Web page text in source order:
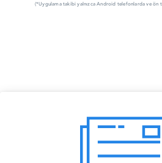
(*Uygulama takibi yalnızca Android telefonlarda ve ön